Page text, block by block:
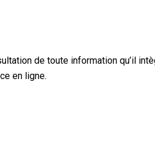
de toute information qu’il
en ligne.